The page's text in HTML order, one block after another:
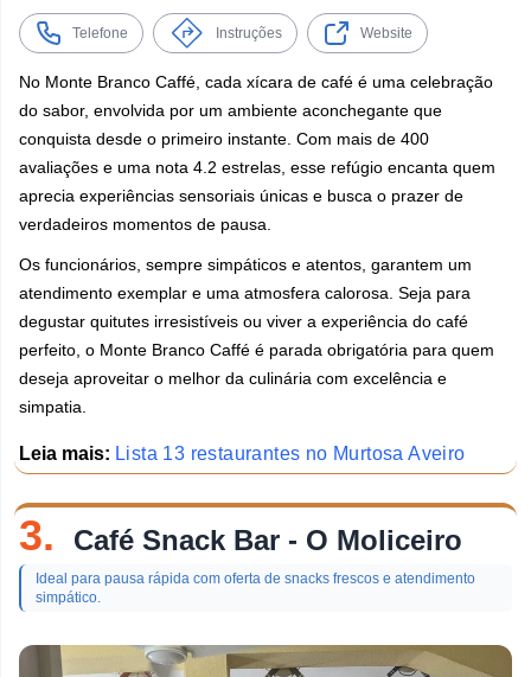
Telefone Instruções Website
No Monte Branco Caffé, cada xícara de café é uma celebração
do sabor, envolvida por um ambiente aconchegante que
conquista desde o primeiro instante. Com mais de 400
avaliações e uma nota 4.2 estrelas, esse refúgio encanta quem
aprecia experiências sensoriais únicas e busca o prazer de
verdadeiros momentos de pausa.
Os funcionários, sempre simpáticos e atentos, garantem um
atendimento exemplar e uma atmosfera calorosa. Seja para
degustar quitutes irresistíveis ou viver a experiência do café
perfeito, o Monte Branco Caffé é parada obrigatória para quem
deseja aproveitar o melhor da culinária com excelência e
simpatia.
Leia mais: Lista 13 restaurantes no Murtosa Aveiro
3. Café Snack Bar - O Moliceiro
Ideal para pausa rápida com oferta de snacks frescos e atendimento
simpático.